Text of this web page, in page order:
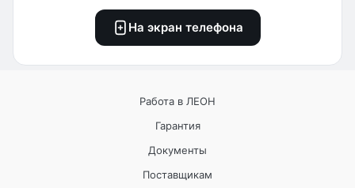
На экран телефона
Работа в ЛЕОН
Гарантия
Документы
Поставщикам